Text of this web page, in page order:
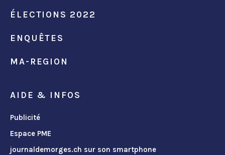
ÉLECTIONS 2022
ENQUÊTES
MA-REGION
AIDE & INFOS
Publicité
Espace PME
journaldemorges.ch sur son smartphone